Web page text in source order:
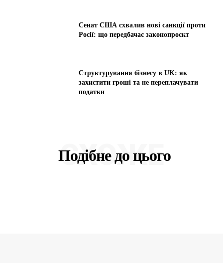
Сенат США схвалив нові санкції проти
Росії: що передбачає законопроєкт
Структурування бізнесу в UK: як
захистити гроші та не переплачувати
податки
Подібне до цього
СХОЖЕ